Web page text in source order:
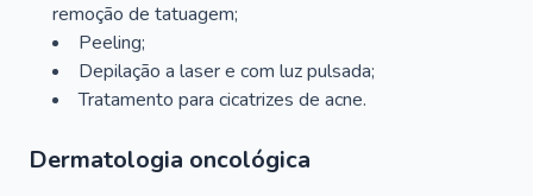
remoção de tatuagem;
Peeling;
Depilação a laser e com luz pulsada;
Tratamento para cicatrizes de acne.
Dermatologia oncológica